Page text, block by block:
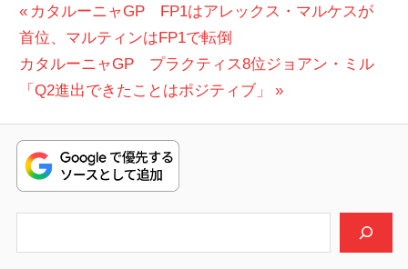
投
稿
ナ
ビ
ゲ
ー
前
の
投
稿:
カタルーニャGP FP1はアレックス・マルケスが
首位、マルティンはFP1で転倒
次
の
稿:
カタルーニャGP プラクティス8位ジョアン・ミル
「Q2進出できたことはポジティブ」